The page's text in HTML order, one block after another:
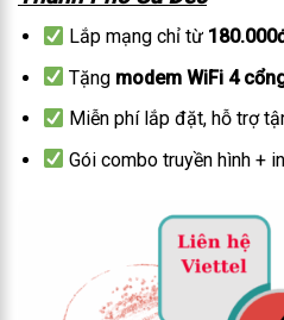
Lắp mạng chỉ từ
Tặng modem WiFi 4
Miễn phí lắp đặt, hỗ trợ
Gói combo truyền hình +